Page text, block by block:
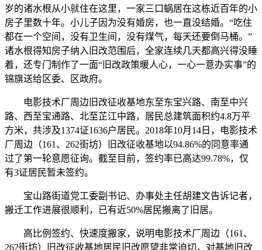
岁的诸水根从小就住在这里，一家三口蜗居在这栋近百年的小
房子里数十年。小儿子因为没有婚房，也一直没结婚。“吃住
都在一个空间，没有卫生间，没有煤气，每天还要倒马桶。”
诸水根得知房子纳入旧改范围后，全家连续几天都高兴得没睡
着，还专门制作了一面“旧改政策暖人心，一心一意办实事”的
锦旗送给区委、区政府。
电影技术厂周边旧改征收基地东至东宝兴路、南至中兴
路、西至宝通路、北至芷江中路，居民总建筑面积约4.8万平
方米，共涉及1374证1636户居民。2018年10月14日，电影技术
厂周边（161、262街坊）旧改征收基地以94.86%的同意率通
过了第一轮意愿征询。截至目前，签约率已高达99.78%，仅
有3证居民暂未签约。
宝山路街道党工委副书记、办事处主任胡建文告诉记者，
搬迁工作进展很顺利，已有近50%居民搬离了旧居。
高比例签约、快速度搬家，说明电影技术厂周边（161、
262街坊）旧改征收基地居民旧改愿望非常迫切，对基地旧改